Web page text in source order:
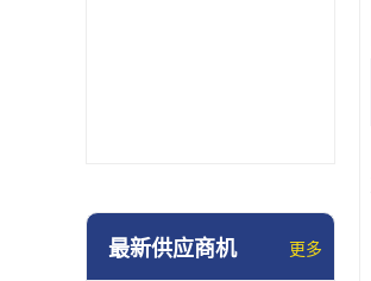
最新供应商机 更多